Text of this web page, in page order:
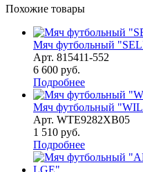
Похожие товары
Мяч футбольный
Арт. 815411-552
6 600 руб.
Подробнее
Мяч футбольный
Арт. WTE9282XB05
1 510 руб.
Подробнее